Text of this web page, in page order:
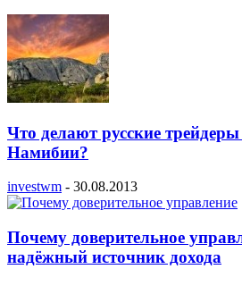
Что делают русские
Намибии?
investwm - 30.08.2013
Почему доверительное
надёжный источник дохода